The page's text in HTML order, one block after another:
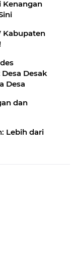
Kenangan
Kabupaten
Desak
Desa
dan
Lebih dari